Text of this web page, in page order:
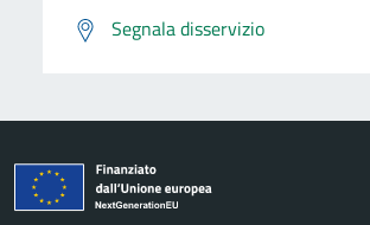
Segnala disservizio